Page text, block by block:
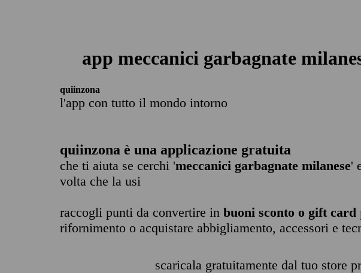
app meccanici garbagnate
quiinzona
l'app con tutto il mondo intorno
quiinzona è una applicazione gratuita
che ti aiuta se cerchi 'meccanici garbagnate milanese'
volta che la usi
raccogli punti da convertire in buoni sconto o gift card
rifornimento o acquistare abbigliamento, accessori e
scaricala gratuitamente dal tuo store